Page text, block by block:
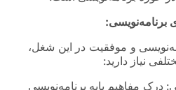
برنامه‌نویسی:
و موفقیت در این شغل،
نیاز دارید:
درک مفاهیم پایه برنامه‌نویسی